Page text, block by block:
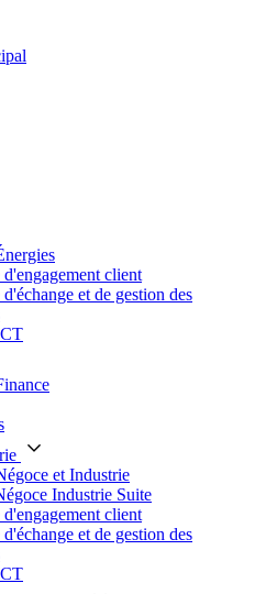
client
et de gestion des
et Industrie
Industrie Suite
client
et de gestion des